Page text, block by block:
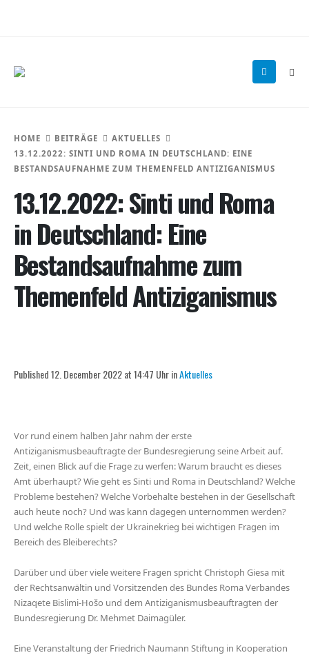
HOME BEITRÄGE
AKTUELLES
13.12.2022: SINTI UND ROMA IN DEUTSCHLAND: EINE
BESTANDSAUFNAHME ZUM THEMENFELD ANTIZIGANISMUS
13.12.2022: Sinti und Roma
in Deutschland: Eine
Bestandsaufnahme zum
Themenfeld Antiziganismus
Published 12. December 2022 at 14:47 Uhr inAktuelles
Vor rund einem halben Jahr nahm der erste
Antiziganismusbeauftragte der Bundesregierung seine Arbeit auf.
Zeit, einen Blick auf die Frage zu werfen: Warum braucht es dieses
Amt überhaupt? Wie geht es Sinti und Roma in Deutschland? Welche
Probleme bestehen? Welche Vorbehalte bestehen in der Gesellschaft
auch heute noch? Und was kann dagegen unternommen werden?
Und welche Rolle spielt der Ukrainekrieg bei wichtigen Fragen im
Bereich des Bleiberechts?
Darüber und über viele weitere Fragen spricht Christoph Giesa mit
der Rechtsanwältin und Vorsitzenden des Bundes Roma Verbandes
Nizaqete Bislimi-Hošo und dem Antiziganismusbeauftragten der
Bundesregierung Dr. Mehmet Daimagüler.
Eine Veranstaltung der Friedrich Naumann Stiftung in Kooperation